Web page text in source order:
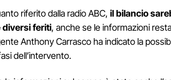
riferito dalla radio ABC, il bilancio
diversi feriti, anche se le informazioni
Anthony Carrasco ha indicato la
dell’intervento.